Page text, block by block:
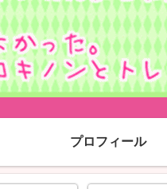
プロフィール